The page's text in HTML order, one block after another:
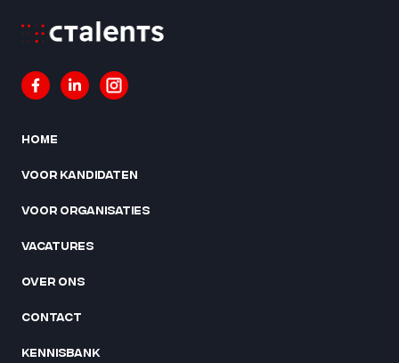
Home
Voor kandidaten
Voor organisaties
Vacatures
Over ons
Contact
Kennisbank